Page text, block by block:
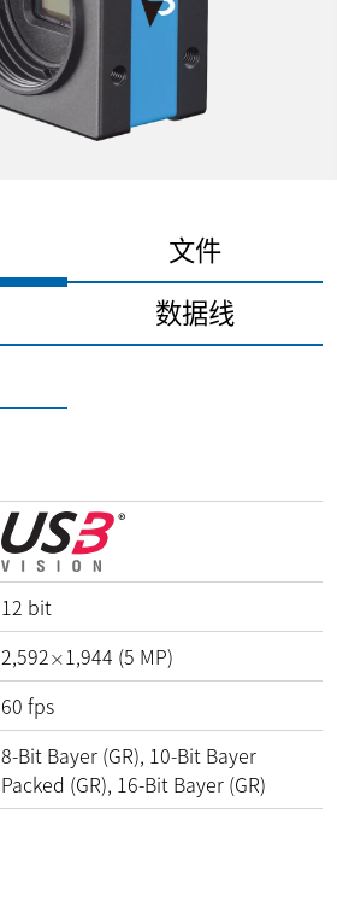
文件
数据线
12 bit
2,592×1,944 (5 MP)
60 fps
8-Bit Bayer (GR), 10-Bit Bayer
Packed (GR), 16-Bit Bayer (GR)